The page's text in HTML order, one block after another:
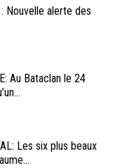
Nouvelle alerte des
Au Bataclan le 24
Les six plus beaux